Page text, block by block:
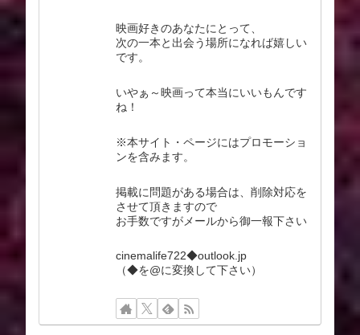
映画好きのあなたにとって、
次の一本と出会う場所になれば嬉しい
です。
いやぁ～映画って本当にいいもんです
ね！
※本サイト・ページにはプロモーショ
ンを含みます。
掲載に問題がある場合は、削除対応を
させて頂きますので
お手数ですがメールから御一報下さい
cinemalife722◆outlook.jp
（◆を@に変換して下さい）